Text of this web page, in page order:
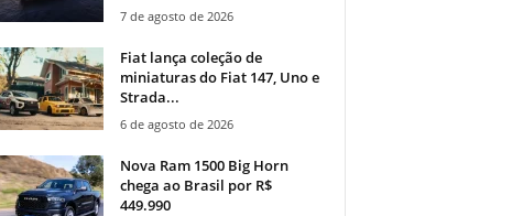
7 de agosto de 2026
Fiat lança coleção de
miniaturas do Fiat 147, Uno e
Strada...
6 de agosto de 2026
Nova Ram 1500 Big Horn
chega ao Brasil por R$
449.990